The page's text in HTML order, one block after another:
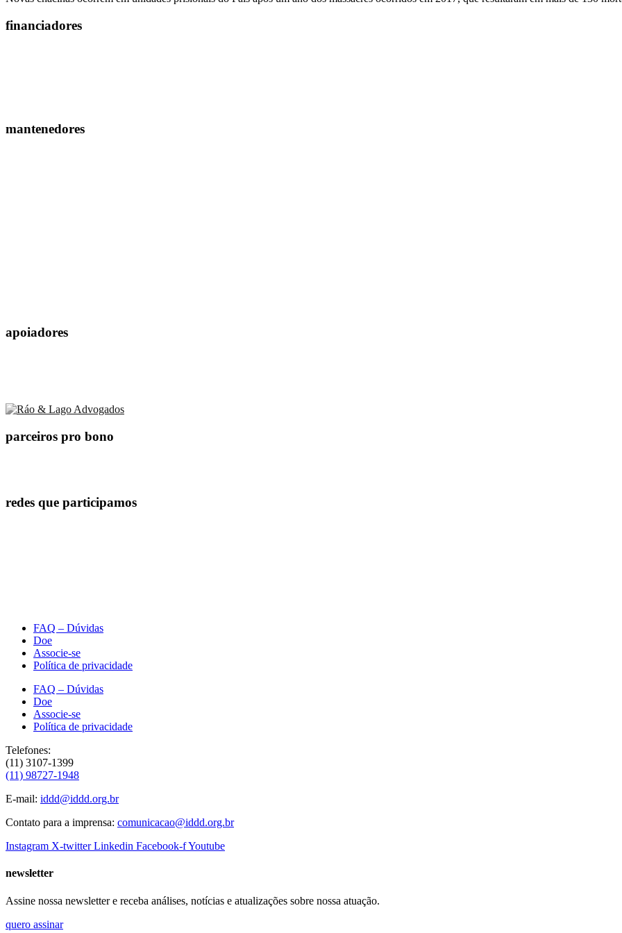
financiadores
mantenedores
apoiadores
parceiros pro bono
redes que participamos
FAQ – Dúvidas
Doe
Associe-se
Política de privacidade
FAQ – Dúvidas
Doe
Associe-se
Política de privacidade
Telefones:
(11) 3107-1399
(11) 98727-1948
E-mail: iddd@iddd.org.br
Contato para a imprensa: comunicacao@iddd.org.br
Instagram X-twitter Linkedin Facebook-fYoutube
newsletter
Assine nossa newsletter e receba análises, notícias e atualizações sobre nossa atuação.
quero assinar